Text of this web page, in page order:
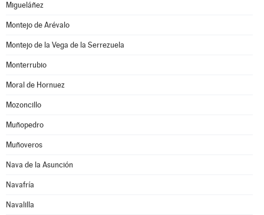
Migueláñez
Montejo de Arévalo
Montejo de la Vega de la Serrezuela
Monterrubio
Moral de Hornuez
Mozoncillo
Muñopedro
Muñoveros
Nava de la Asunción
Navafría
Navalilla